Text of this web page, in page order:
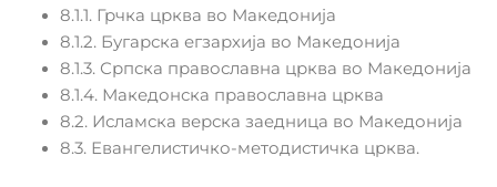
8.1.1. Грчка црква во Македонија
8.1.2. Бугарска егзархија во Македонија
8.1.3. Српска православна црква во Македонија
8.1.4. Македонска православна црква
8.2. Исламска верска заедница во Македонија
8.3. Евангелистичко-методистичка црква.